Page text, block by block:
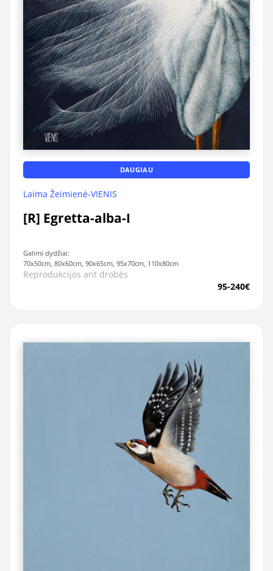
DAUGIAU
Laima Žeimienė-VIENIS
[R] Egretta-alba-I
Galimi dydžiai:
70x50cm, 80x60cm, 90x65cm, 95x70cm, 110x80cm
Reprodukcijos ant drobės
95-240€